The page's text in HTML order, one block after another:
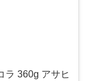
ラ 360g アサヒ